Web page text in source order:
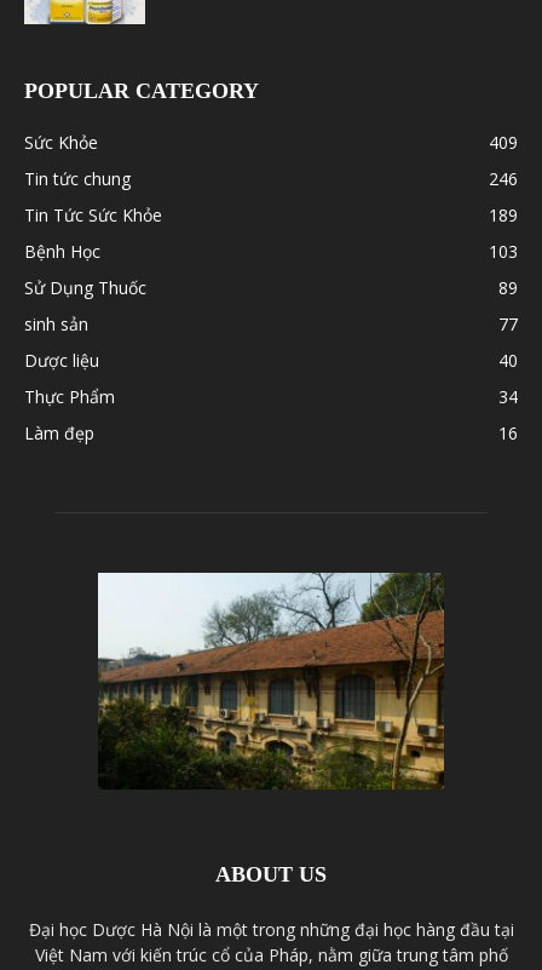
POPULAR CATEGORY
Sức Khỏe
409
Tin tức chung
246
Tin Tức Sức Khỏe
189
Bệnh Học
103
Sử Dụng Thuốc
89
sinh sản
77
Dược liệu
40
Thực Phẩm
34
Làm đẹp
16
ABOUT US
Đại học Dược Hà Nội là một trong những đại học hàng đầu tại
Việt Nam với kiến trúc cổ của Pháp, nằm giữa trung tâm phố